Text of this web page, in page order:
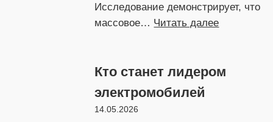
Исследование демонстрирует, что
массовое… Читать далее:
видят
Кто станет лидером
электромобилей
14.05.2026